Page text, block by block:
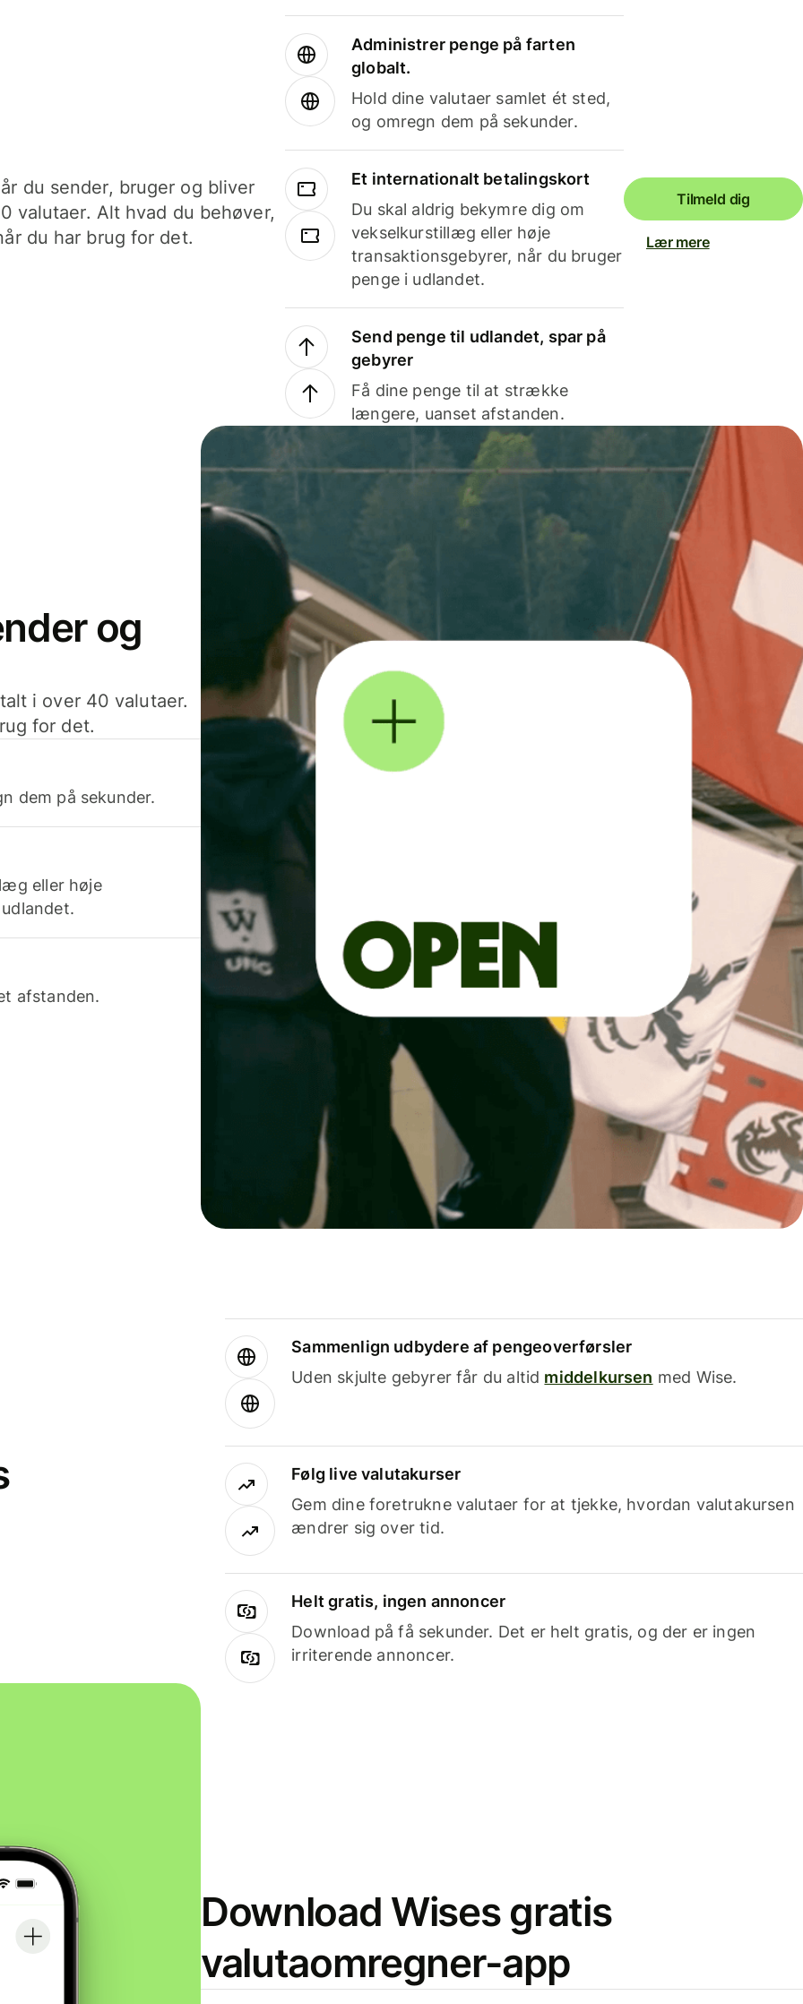
du sender, bruger og bliver
valutaer. Alt hvad du behøver,
du har brug for det.
Administrer penge på farten
globalt.
Hold dine valutaer samlet ét sted,
og omregn dem på sekunder.
Et internationalt betalingskort
Du skal aldrig bekymre dig om
vekselkurstillæg eller høje
transaktionsgebyrer, når du bruger
penge i udlandet.
Send penge til udlandet, spar på
gebyrer
Få dine penge til at strække
længere, uanset afstanden.
Tilmeld dig
Lær mere
og
i over 40 valutaer.
for det.
dem på sekunder.
eller høje
afstanden.
Sammenlign udbydere af pengeoverførsler
Uden skjulte gebyrer får du altid middelkursen med Wise.
Følg live valutakurser
Gem dine foretrukne valutaer for at tjekke, hvordan valutakursen
ændrer sig over tid.
Helt gratis, ingen annoncer
Download på få sekunder. Det er helt gratis, og der er ingen
irriterende annoncer.
Download Wises gratis
valutaomregner-app